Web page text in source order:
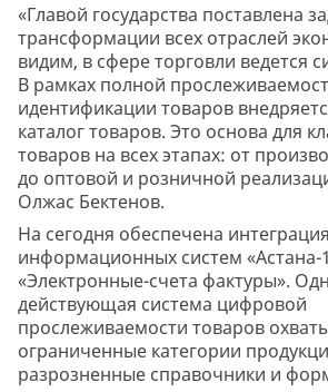
«Главой государства поставлена
трансформации всех отраслей
видим, в сфере торговли ведется
В рамках полной
идентификации товаров
каталог товаров. Это основа для
товаров на всех этапах: от
до оптовой и розничной
Олжас Бектенов.
На сегодня обеспечена интеграция
информационных систем «Астана-
«Электронные-счета фактуры».
действующая система цифровой
прослеживаемости товаров
ограниченные категории
разрозненные справочники и